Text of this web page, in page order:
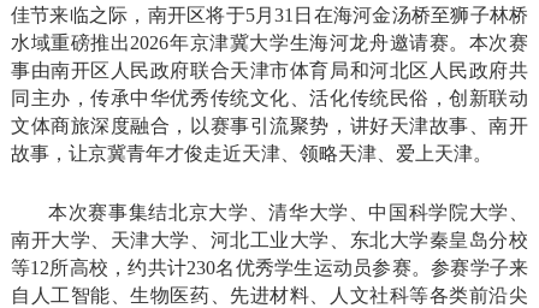
佳节来临之际，南开区将于5月31日在海河金汤桥至狮子林桥
水域重磅推出2026年京津冀大学生海河龙舟邀请赛。本次赛
事由南开区人民政府联合天津市体育局和河北区人民政府共
同主办，传承中华优秀传统文化、活化传统民俗，创新联动
文体商旅深度融合，以赛事引流聚势，讲好天津故事、南开
故事，让京冀青年才俊走近天津、领略天津、爱上天津。
本次赛事集结北京大学、清华大学、中国科学院大学、
南开大学、天津大学、河北工业大学、东北大学秦皇岛分校
等12所高校，约共计230名优秀学生运动员参赛。参赛学子来
自人工智能、生物医药、先进材料、人文社科等各类前沿尖